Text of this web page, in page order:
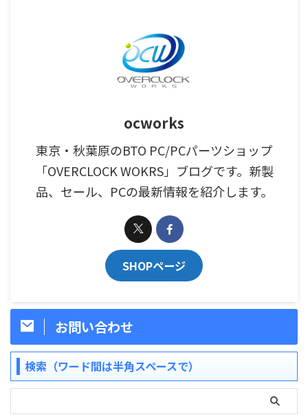
ocworks
東京・秋葉原のBTO PC/PCパーツショップ
「OVERCLOCK WOKRS」ブログです。新製
品、セール、PCの最新情報を紹介します。
SHOPページ
お問い合わせ
検索（ワード間は半角スペースで）